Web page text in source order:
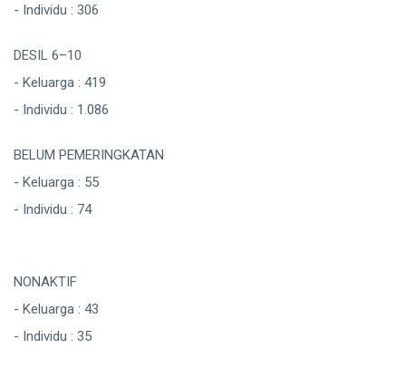
- Individu : 306
DESIL 6–10
- Keluarga : 419
- Individu : 1.086
BELUM PEMERINGKATAN
- Keluarga : 55
- Individu : 74
NONAKTIF
- Keluarga : 43
- Individu : 35